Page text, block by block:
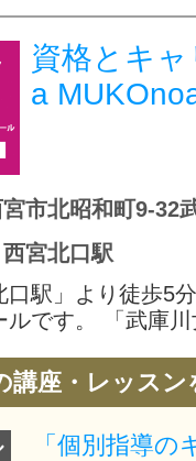
資格とキ
a
宮北口駅
口駅」より徒歩5
ルです。 「武庫
講座・レッスン